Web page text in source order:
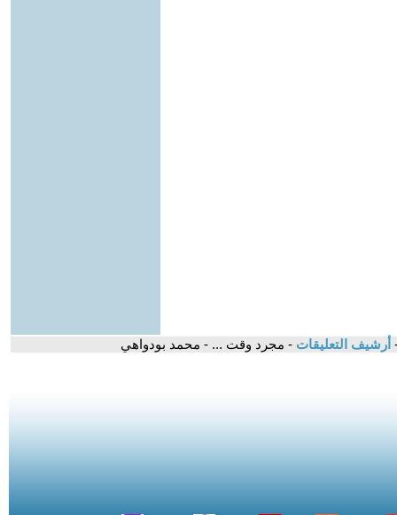
أرشيف التعليقات - مجرد وقت ... - محمد بودواهي